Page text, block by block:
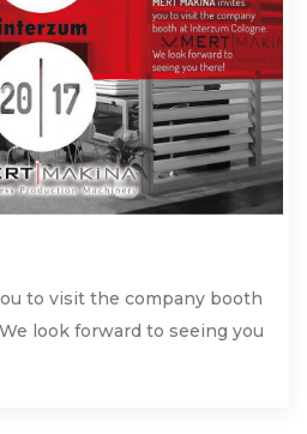
to visit the company booth
look forward to seeing you